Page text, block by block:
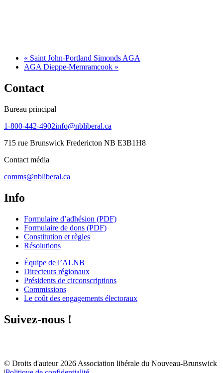
« Saint John-Portland Simonds AGA
AGA Dieppe-Memramcook »
Contact
Bureau principal
1-800-442-4902info@nbliberal.ca
715 rue Brunswick Fredericton NB E3B1H8
Contact média
comms@nbliberal.ca
Info
Formulaire d’adhésion (PDF)
Formulaire de dons (PDF)
Constitution et règles
Résolutions
Équipe de l’ALNB
Directeurs régionaux
Présidents de circonscriptions
Commissions
Le coût des engagements électoraux
Suivez-nous !
© Droits d'auteur 2026 Association libérale du Nouveau-Brunswick